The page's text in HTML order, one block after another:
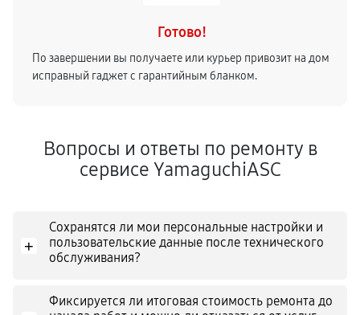
Готово!
По завершении вы получаете или курьер привозит на дом
исправный гаджет с гарантийным бланком.
Вопросы и ответы по ремонту в
сервисе YamaguchiASC
+
Сохранятся ли мои персональные настройки и
пользовательские данные после технического
обслуживания?
Фиксируется ли итоговая стоимость ремонта до